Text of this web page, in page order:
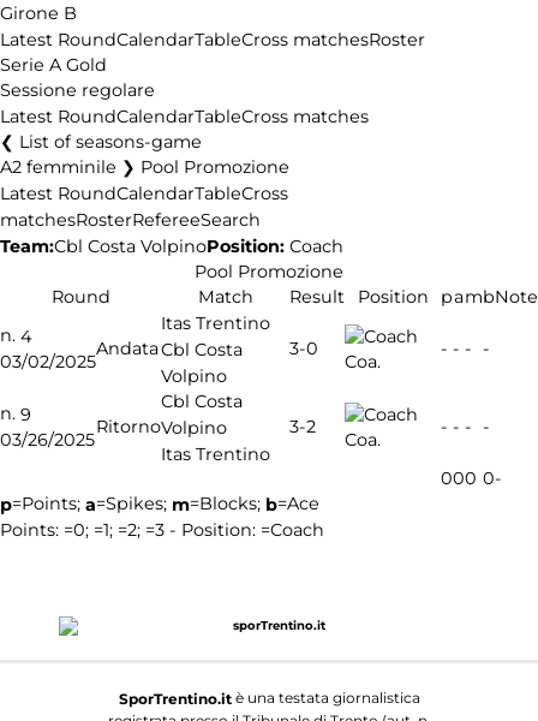
Girone B
Latest RoundCalendarTableCross matchesRoster
Serie A Gold
Sessione regolare
Latest RoundCalendarTableCross matches
List of seasons-game
A2 femminile ❯ Pool Promozione
Latest RoundCalendarTableCross
matchesRosterRefereeSearch
Team:Cbl Costa VolpinoPosition: Coach
Pool Promozione
Round
Match Result Position pambNote
n. 4
03/02/2025
Andata
Itas Trentino
Cbl Costa
Volpino
3-0
Coa.
- - - -
n. 9
03/26/2025
Ritorno
Cbl Costa
Volpino
Itas Trentino
3-2
Coa.
- - - -
000 0-
p=Points; a=Spikes; m=Blocks; b=Ace
Points: =0; =1; =2; =3 - Position: =Coach
SporTrentino.itè una testata giornalistica